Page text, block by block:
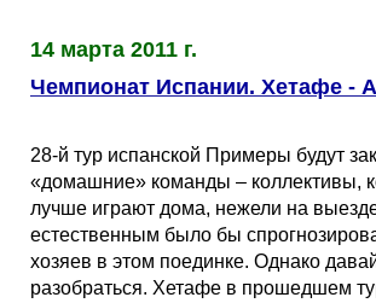
14 марта 2011 г.
Чемпионат Испании. Хетафе -
28-й тур испанской Примеры будут
«домашние» команды – коллективы,
лучше играют дома, нежели на
естественным было бы
хозяев в этом поединке. Однако
разобраться. Хетафе в прошедшем